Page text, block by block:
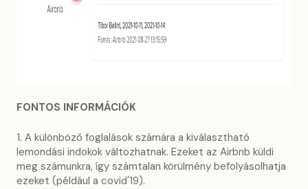
FONTOS INFORMÁCIÓK
1. A különböző foglalások számára a kiválasztható
lemondási indokok változhatnak. Ezeket az Airbnb küldi
meg számunkra, így számtalan körülmény befolyásolhatja
ezeket (például a covid'19).